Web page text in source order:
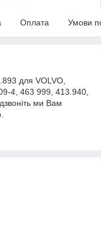
Оплата Умови
для VOLVO,
4, 463 999, 413.940,
ми Вам